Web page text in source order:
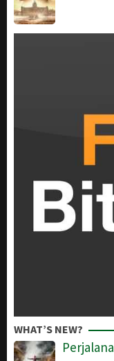
WHAT’S NEW?